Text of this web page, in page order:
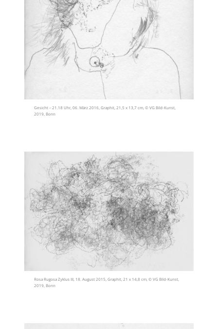
Gesicht – 21.18 Uhr, 06. März 2016, Graphit, 21,5 x 13,7 cm, © VG Bild-Kunst,
2019, Bonn
Rosa Rugosa Zyklus III, 18. August 2015, Graphit, 21 x 14,8 cm, © VG Bild-Kunst,
2019, Bonn